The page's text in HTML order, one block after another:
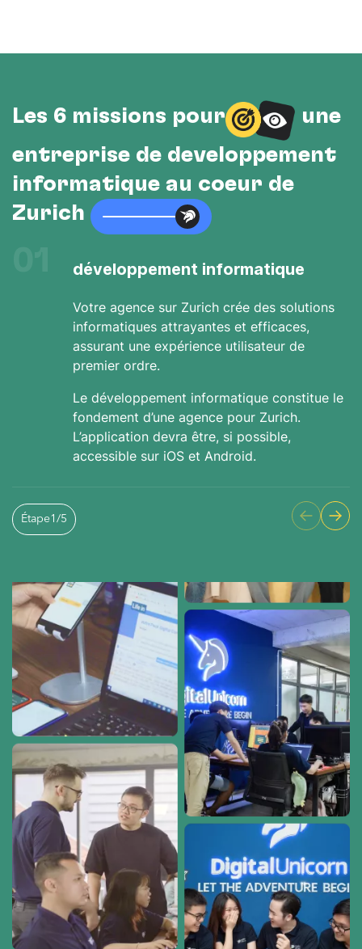
Les 6 missions pour
une
entreprise de développement
informatique au cœur de
Zurich
développement informatique
Votre agence sur Zurich crée des solutions
informatiques attrayantes et efficaces,
assurant une expérience utilisateur de
premier ordre.
Le développement informatique constitue le
fondement d’une agence pour Zurich.
L’application devra être, si possible,
accessible sur iOS et Android.
Étape1 /5